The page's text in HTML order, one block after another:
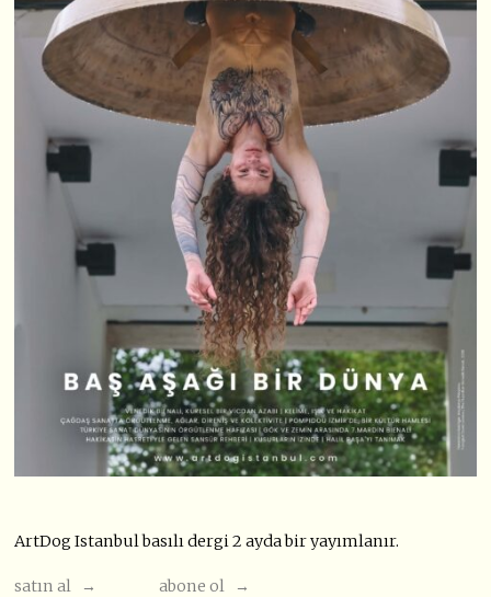
ArtDog Istanbul basılı dergi 2 ayda bir yayımlanır.
satın al → abone ol →